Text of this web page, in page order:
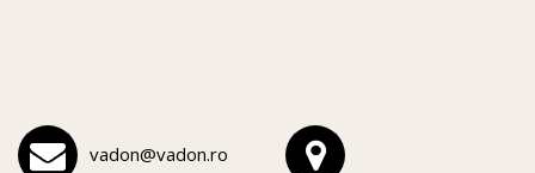
vadon@vadon.ro